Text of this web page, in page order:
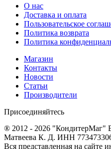
О нас
Доставка и оплата
Пользовательское
Политика возврата
Политика
Магазин
Контакты
Новости
Статьи
Производители
Присоединяйтесь
® 2012 - 2026 "КондитерМаг"
Матвеева К. Д. ИНН
Вся представленная на сайте